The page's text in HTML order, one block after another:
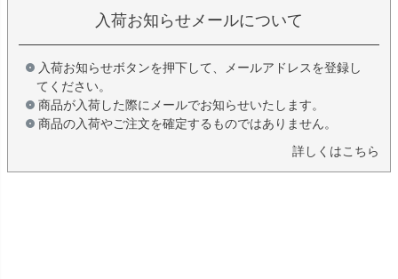
入荷お知らせメールについて
入荷お知らせボタンを押下して、メールアドレスを登録し
てください。
商品が入荷した際にメールでお知らせいたします。
商品の入荷やご注文を確定するものではありません。
詳しくはこちら